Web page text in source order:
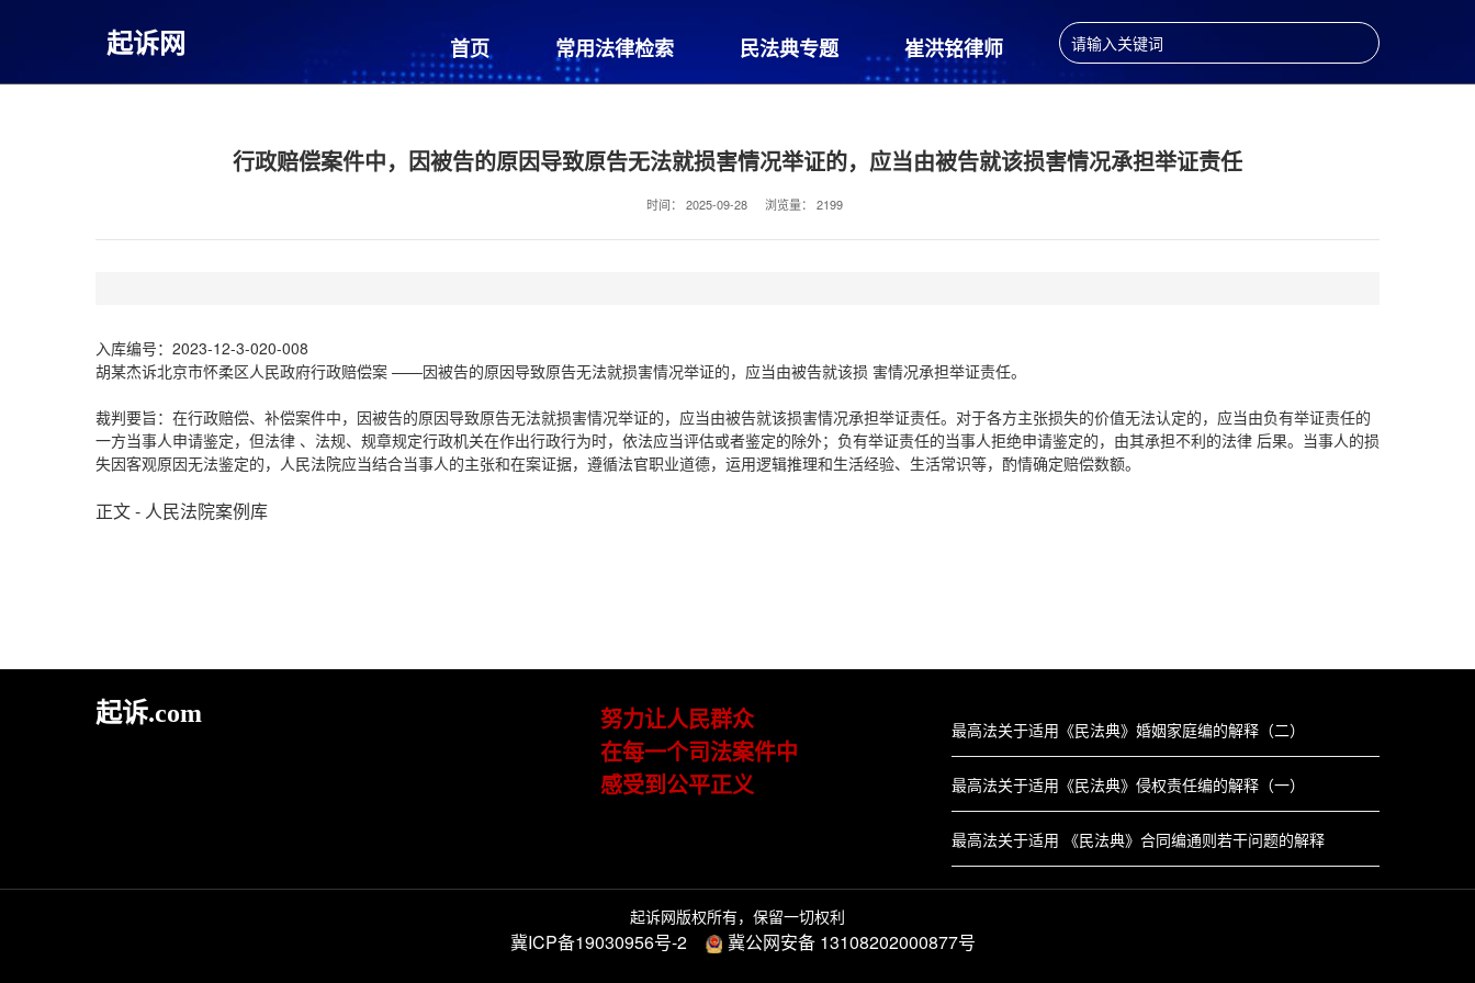
起诉网 首页 常用法律检索 民法典专题 崔洪铭律师 法律法规 中华人民共
行政赔偿案件中，因被告的原因导致原告无法就损害情况举证的，应当由被告就该损害情况承担举证责任
时间： 2025-09-28 浏览量： 2199
入库编号：2023-12-3-020-008
胡某杰诉北京市怀柔区人民政府行政赔偿案 ——因被告的原因导致原告无法就损害情况举证的，应当由被告就该损 害情况承担举证责任。
裁判要旨：在行政赔偿、补偿案件中，因被告的原因导致原告无法就损害情况举证的，应当由被告就该损害情况承担举证责任。对于各方主张损失的价值无法认定的，应当由负有举证责任的
一方当事人申请鉴定，但法律 、法规、规章规定行政机关在作出行政行为时，依法应当评估或者鉴定的除外；负有举证责任的当事人拒绝申请鉴定的，由其承担不利的法律 后果。当事人的损
失因客观原因无法鉴定的，人民法院应当结合当事人的主张和在案证据，遵循法官职业道德，运用逻辑推理和生活经验、生活常识等，酌情确定赔偿数额。
正文 - 人民法院案例库
起诉.com
努力让人民群众
在每一个司法案件中
感受到公平正义
最高法关于适用《民法典》婚姻家庭编的解释（二）
最高法关于适用《民法典》侵权责任编的解释（一）
最高法关于适用 《民法典》合同编通则若干问题的解释
起诉网版权所有，保留一切权利
冀ICP备19030956号-2 冀公网安备 13108202000877号